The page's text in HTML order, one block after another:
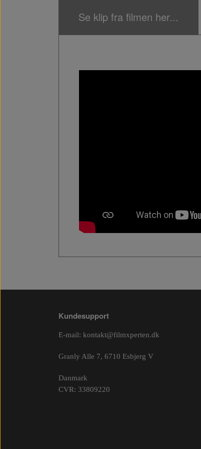
Se klip fra filmen her...
Kundesupport
E-mail: kontakt@filmxperten.dk
Granly Alle 7, 6710 Esbjerg V
Danmark
CVR: 33809220